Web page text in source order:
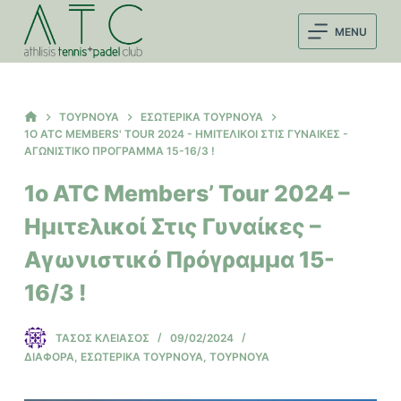
ε
τ
β
α
σ
η
MENU
ΑΡΧΙΚΉ
ΣΕΛΊΔΑ
ΤΟΥΡΝΟΥΆ
ΕΣΩΤΕΡΙΚΆ ΤΟΥΡΝΟΥΆ
1Ο ATC MEMBERS' TOUR 2024 - ΗΜΙΤΕΛΙΚΟΊ ΣΤΙΣ ΓΥΝΑΊΚΕΣ -
ΑΓΩΝΙΣΤΙΚΌ ΠΡΌΓΡΑΜΜΑ 15-16/3 !
1ο ATC Members’ Tour 2024 –
Ημιτελικοί Στις Γυναίκες –
Αγωνιστικό Πρόγραμμα 15-
16/3 !
ΤΆΣΟΣ ΚΛΕΙΆΣΟΣ
09/02/2024
ΔΙΆΦΟΡΑ, ΕΣΩΤΕΡΙΚΆ ΤΟΥΡΝΟΥΆ, ΤΟΥΡΝΟΥΆ